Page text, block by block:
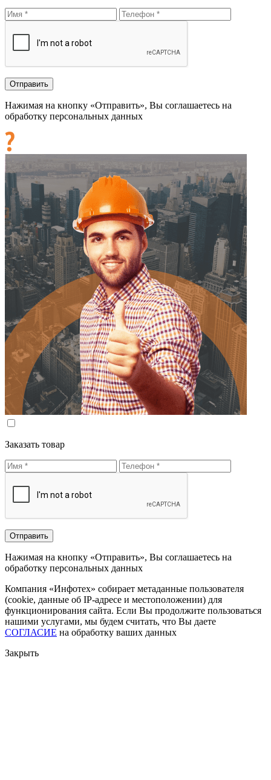
Нажимая на кнопку «Отправить», Вы соглашаетесь на
обработку персональных данных
Заказать товар
Нажимая на кнопку «Отправить», Вы соглашаетесь на
обработку персональных данных
Компания «Инфотех» собирает метаданные пользователя
(cookie, данные об IP-адресе и местоположении) для
функционирования сайта. Если Вы продолжите пользоваться
нашими услугами, мы будем считать, что Вы даете
СОГЛАСИЕ на обработку ваших данных
Закрыть